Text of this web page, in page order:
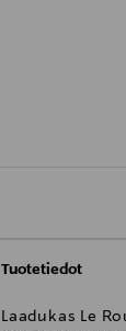
Tuotetiedot
Laadukas Le